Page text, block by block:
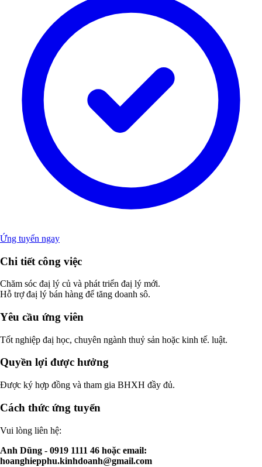
Ứng tuyển ngay
Chi tiết công việc
Chăm sóc đaị lý củ và phát triển đaị lý mới.
Hỗ trợ đaị lý bán hàng để tăng doanh sô.
Yêu cầu ứng viên
Tốt nghiệp đaị học, chuyên ngành thuỷ sản hoặc kinh tế. luật.
Quyền lợi được hưởng
Được ký hợp đồng và tham gia BHXH đầy đủ.
Cách thức ứng tuyển
Vui lòng liên hệ:
Anh Dũng - 0919 1111 46 hoặc email:
hoanghiepphu.kinhdoanh@gmail.com